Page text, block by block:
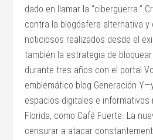
dado en llamar la “ciberguerra.”
contra la blogósfera alternativa
noticiosos realizados desde el
también la estrategia de
durante tres años con el portal
emblemático blog Generación
espacios digitales e informativos
Florida, como Café Fuerte. La
censurar a atacar